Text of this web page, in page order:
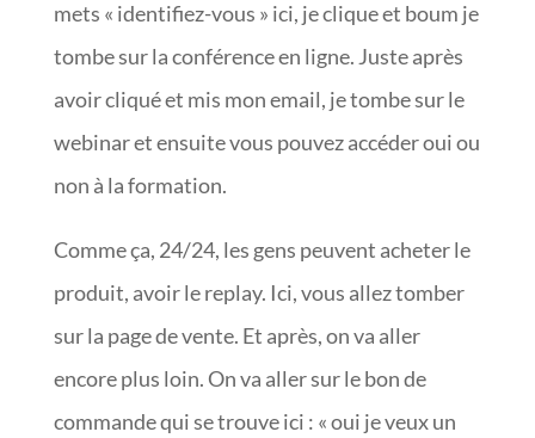
mets « identifiez-vous » ici, je clique et boum je
tombe sur la conférence en ligne. Juste après
avoir cliqué et mis mon email, je tombe sur le
webinar et ensuite vous pouvez accéder oui ou
non à la formation.
Comme ça, 24/24, les gens peuvent acheter le
produit, avoir le replay. Ici, vous allez tomber
sur la page de vente. Et après, on va aller
encore plus loin. On va aller sur le bon de
commande qui se trouve ici : « oui je veux un